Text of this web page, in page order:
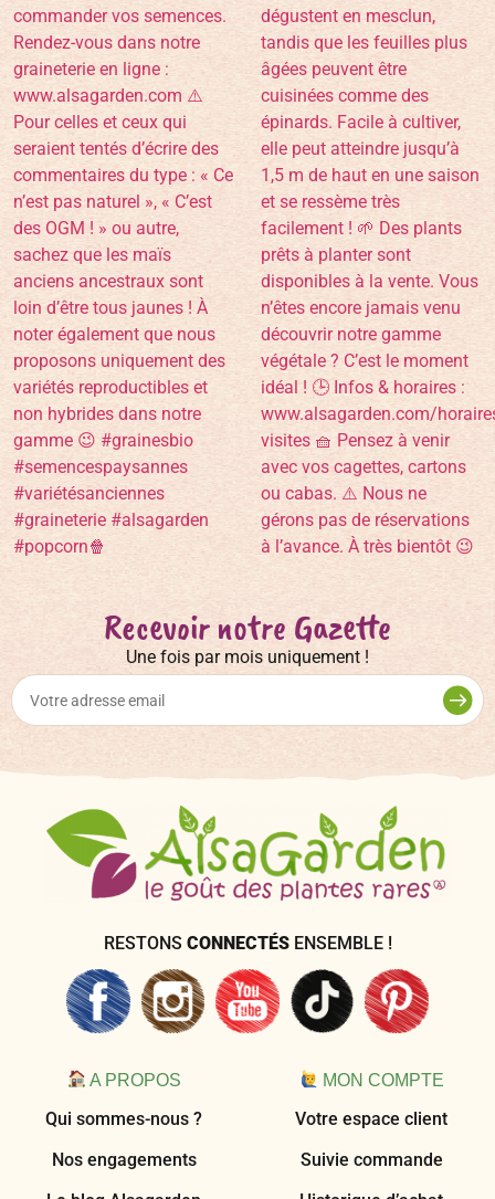
Recevoir notre Gazette
Une fois par mois uniquement !
RESTONS CONNECTÉS ENSEMBLE !
A PROPOS
Qui sommes-nous ?
Nos engagements
MON COMPTE
Votre espace client
Suivie commande